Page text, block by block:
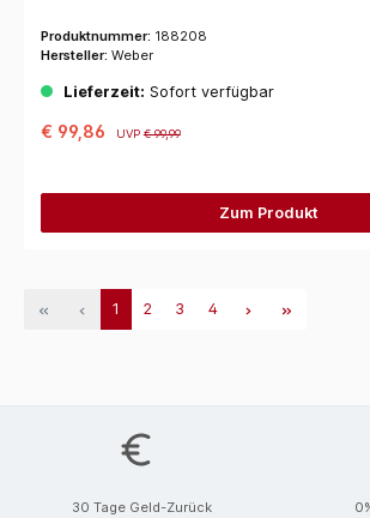
Produktnummer: 188208
Hersteller: Weber
Lieferzeit: Sofort verfügbar
€ 99,86 UVP€ 99,99
Zum Produkt
1 2 3 4
30 Tage Geld-Zurück